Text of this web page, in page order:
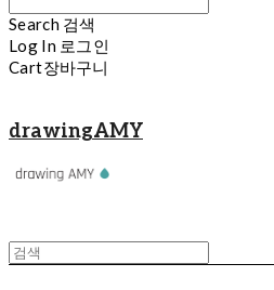
Search 검색
Log In 로그인
Cart장바구니
drawingAMY